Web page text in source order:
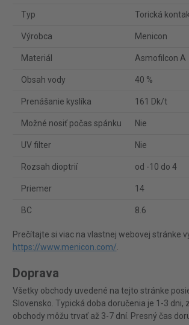
Typ Torická
Výrobca Menicon
Materiál Asmofilcon A
Obsah vody 40 %
Prenášanie kyslíka 161 Dk/t
Možné nosiť počas spánku Nie
UV filter Nie
Rozsah dioptrií od -10 do 4
Priemer 14
BC 8.6
Prečítajte si viac na vlastnej webovej stránke
https://www.menicon.com/.
Doprava
Všetky obchody uvedené na tejto stránke
Slovensko. Typická doba doručenia je 1-3 dni,
obchody môžu trvať až 3-7 dní. Presný čas